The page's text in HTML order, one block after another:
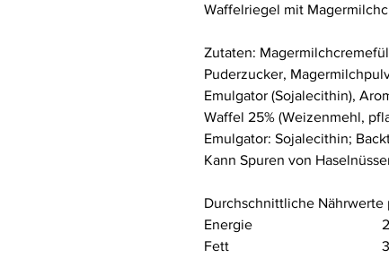
Waffelriegel mit
Zutaten: Magermilch
Puderzucker,
Emulgator (Sojalecithin),
Waffel 25% (Weizenmehl,
Emulgator: Sojalecithin;
Kann Spuren von
Durchschnittliche Nährwerte
Energie
Fett